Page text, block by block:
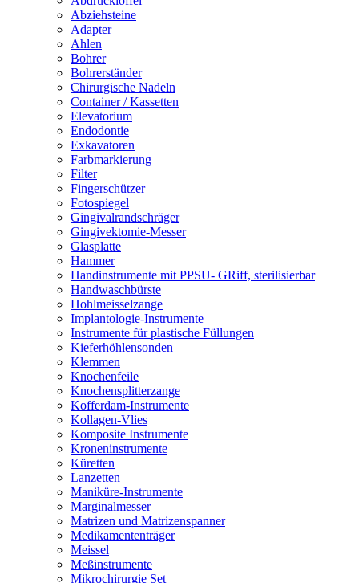
Abziehsteine
Adapter
Ahlen
Bohrer
Bohrerständer
Chirurgische Nadeln
Container / Kassetten
Elevatorium
Endodontie
Exkavatoren
Farbmarkierung
Filter
Fingerschützer
Fotospiegel
Gingivalrandschräger
Gingivektomie-Messer
Glasplatte
Hammer
Handinstrumente mit PPSU- GRiff, sterilisierbar
Handwaschbürste
Hohlmeisselzange
Implantologie-Instrumente
Instrumente für plastische Füllungen
Kieferhöhlensonden
Klemmen
Knochenfeile
Knochensplitterzange
Kofferdam-Instrumente
Kollagen-Vlies
Komposite Instrumente
Kroneninstrumente
Küretten
Lanzetten
Maniküre-Instrumente
Marginalmesser
Matrizen und Matrizenspanner
Medikamententräger
Meissel
Meßinstrumente
Mikrochirurgie Set